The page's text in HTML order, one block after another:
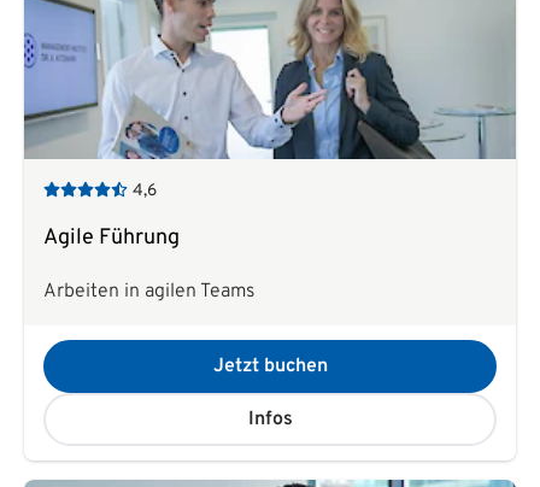
4,6
Agile Führung
Arbeiten in agilen Teams
Jetzt buchen
Infos